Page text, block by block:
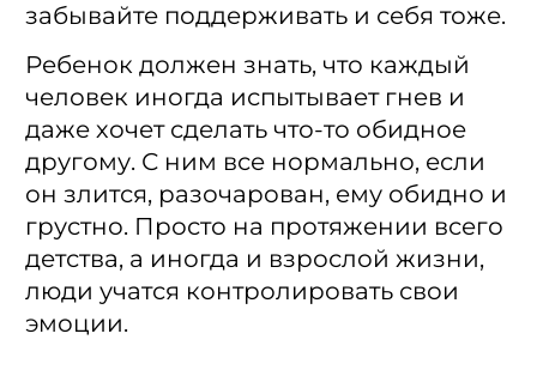
забывайте поддерживать и себя тоже.
Ребенок должен знать, что каждый
человек иногда испытывает гнев и
даже хочет сделать что-то обидное
другому. С ним все нормально, если
он злится, разочарован, ему обидно и
грустно. Просто на протяжении всего
детства, а иногда и взрослой жизни,
люди учатся контролировать свои
эмоции.